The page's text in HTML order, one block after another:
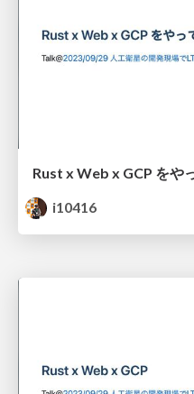
Rust x Web x GCP をや
i10416